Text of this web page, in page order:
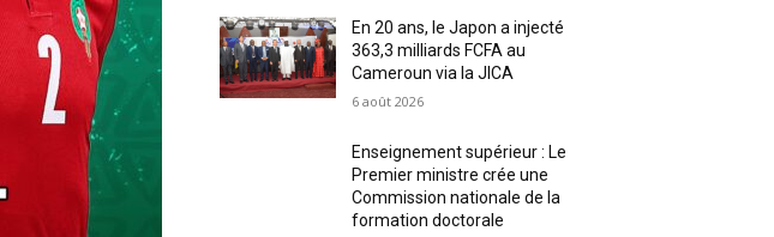
En 20 ans, le Japon a injecté
363,3 milliards FCFA au
Cameroun via la JICA
6 août 2026
Enseignement supérieur : Le
Premier ministre crée une
Commission nationale de la
formation doctorale